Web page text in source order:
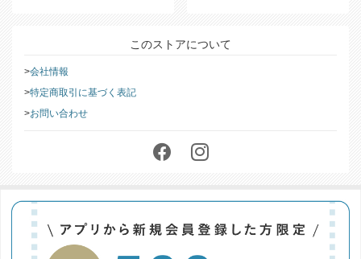
このストアについて
会社情報
特定商取引に基づく表記
お問い合わせ